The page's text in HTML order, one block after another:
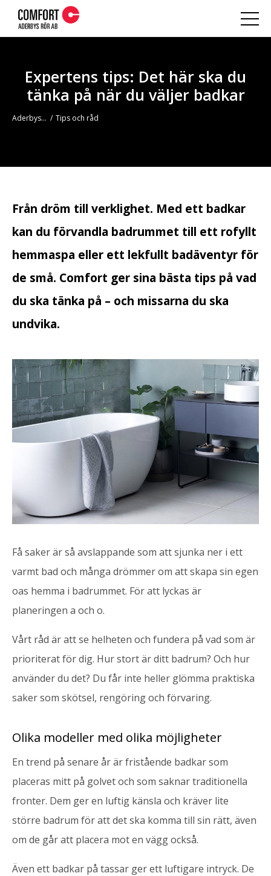
Expertens tips: Det här ska du
tänka på när du väljer badkar
Aderbys Rör Tips och råd
Från dröm till verklighet. Med ett badkar
kan du förvandla badrummet till ett rofyllt
hemmaspa eller ett lekfullt badäventyr för
de små. Comfort ger sina bästa tips på vad
du ska tänka på – och missarna du ska
undvika.
Få saker är så avslappande som att sjunka ner i ett
varmt bad och många drömmer om att skapa sin egen
oas hemma i badrummet. För att lyckas är
planeringen a och o.
Vårt råd är att se helheten och fundera på vad som är
prioriterat för dig. Hur stort är ditt badrum? Och hur
använder du det? Du får inte heller glömma praktiska
saker som skötsel, rengöring och förvaring.
Olika modeller med olika möjligheter
En trend på senare år är fristående badkar som
placeras mitt på golvet och som saknar traditionella
fronter. Dem ger en luftig känsla och kräver lite
större badrum för att det ska komma till sin rätt, även
om de går att placera mot en vägg också.
Även ett badkar på tassar ger ett luftigare intryck. De